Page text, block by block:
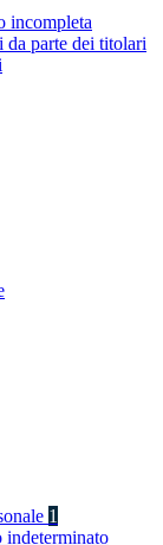
incompleta
da parte dei titolari
1
indeterminato